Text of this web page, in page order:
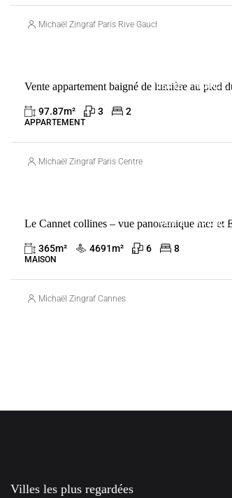
Michaël Zingraf Paris Rive Gauche
VENTE FRANCE
97.87m² 3 2
APPARTEMENT
Michaël Zingraf Paris Centre
VENTE FRANCE
365m² 4691m² 6 8
MAISON
Michaël Zingraf Cannes
Villes les plus regardées